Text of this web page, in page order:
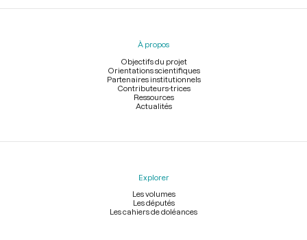
Menu
À propos
Objectifs du projet
Orientations scientifiques
Partenaires institutionnels
Contributeurs-trices
Ressources
Actualités
Explorer
Les volumes
Les députés
Les cahiers de doléances